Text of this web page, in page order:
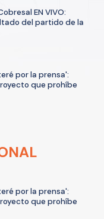
EN VIVO:
del partido de la
por la prensa':
que prohíbe
por la prensa':
que prohíbe